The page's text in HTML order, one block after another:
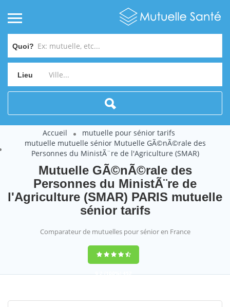
Quoi?
Lieu
Accueil
mutuelle pour sénior tarifs
mutuelle mutuelle sénior Mutuelle GÃ©nÃ©rale des
Personnes du MinistÃ¨re de l'Agriculture (SMAR)
Mutuelle GÃ©nÃ©rale des
Personnes du MinistÃ¨re de
l'Agriculture (SMAR) PARIS mutuelle
sénior tarifs
Comparateur de mutuelles pour sénior en France
9,2(100%)452